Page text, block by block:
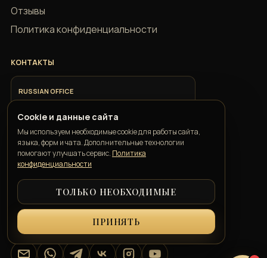
Отзывы
Политика конфиденциальности
КОНТАКТЫ
RUSSIAN OFFICE
+7 918 685 9883
ITALIAN OFFICE
+39 351 352 1163
GEORGIAN OFFICE
+995 550 00 57 50
info@belkatravelconcierge.com
Cookie и данные сайта
Мы используем необходимые cookie для работы сайта,
языка, форм и чата. Дополнительные технологии
помогают улучшать сервис. Политика
конфиденциальности
ТОЛЬКО НЕОБХОДИМЫЕ
ПРИНЯТЬ